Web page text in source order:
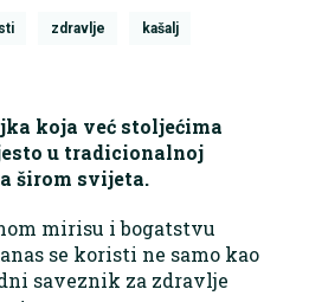
zdravlje kašalj
koja već stoljećima
u tradicionalnoj
širom svijeta.
mirisu i bogatstvu
se koristi ne samo kao
saveznik za zdravlje